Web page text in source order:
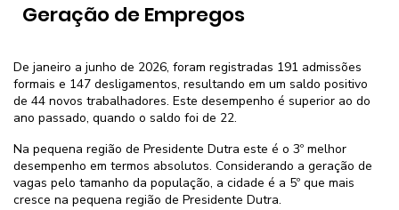
Geração de Empregos
De janeiro a junho de 2026, foram registradas 191 admissões
formais e 147 desligamentos, resultando em um saldo positivo
de 44 novos trabalhadores. Este desempenho é superior ao do
ano passado, quando o saldo foi de 22.
Na pequena região de Presidente Dutra este é o 3º melhor
desempenho em termos absolutos. Considerando a geração de
vagas pelo tamanho da população, a cidade é a 5º que mais
cresce na pequena região de Presidente Dutra.